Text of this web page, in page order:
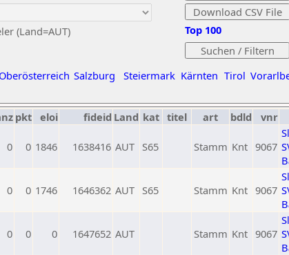
(Land=AUT)
Oberösterreich Salzburg Steiermark Kärnten Tirol
Top 100
pkt eloi fideid Land kat titel art bdld vnr
0 0 1846 1638416 AUT S65 Stamm Knt 9067
0 0 1746 1646362 AUT S65 Stamm Knt 9067
0 0 0 1647652 AUT Stamm Knt 9067